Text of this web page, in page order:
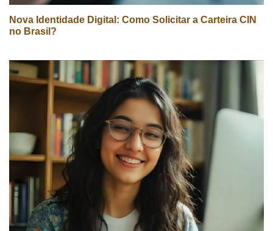
Nova Identidade Digital: Como Solicitar a Carteira CIN
no Brasil?